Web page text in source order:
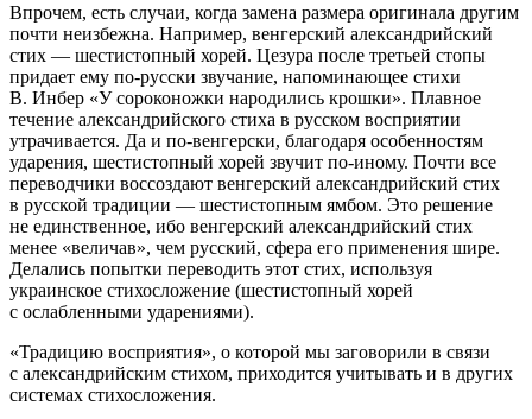
Впрочем, есть случаи, когда замена размера оригинала другим
почти неизбежна. Например, венгерский александрийский
стих — шестистопный хорей. Цезура после третьей стопы
придает ему по-русски звучание, напоминающее стихи
В. Инбер «У сороконожки народились крошки». Плавное
течение александрийского стиха в русском восприятии
утрачивается. Да и по-венгерски, благодаря особенностям
ударения, шестистопный хорей звучит по-иному. Почти все
переводчики воссоздают венгерский александрийский стих
в русской традиции — шестистопным ямбом. Это решение
не единственное, ибо венгерский александрийский стих
менее «величав», чем русский, сфера его применения шире.
Делались попытки переводить этот стих, используя
украинское стихосложение (шестистопный хорей
с ослабленными ударениями).
«Традицию восприятия», о которой мы заговорили в связи
с александрийским стихом, приходится учитывать и в других
системах стихосложения.